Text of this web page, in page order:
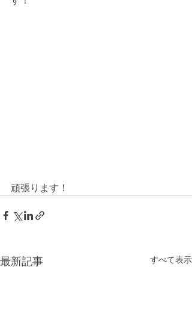
頑張ります！
最新記事 すべて表示